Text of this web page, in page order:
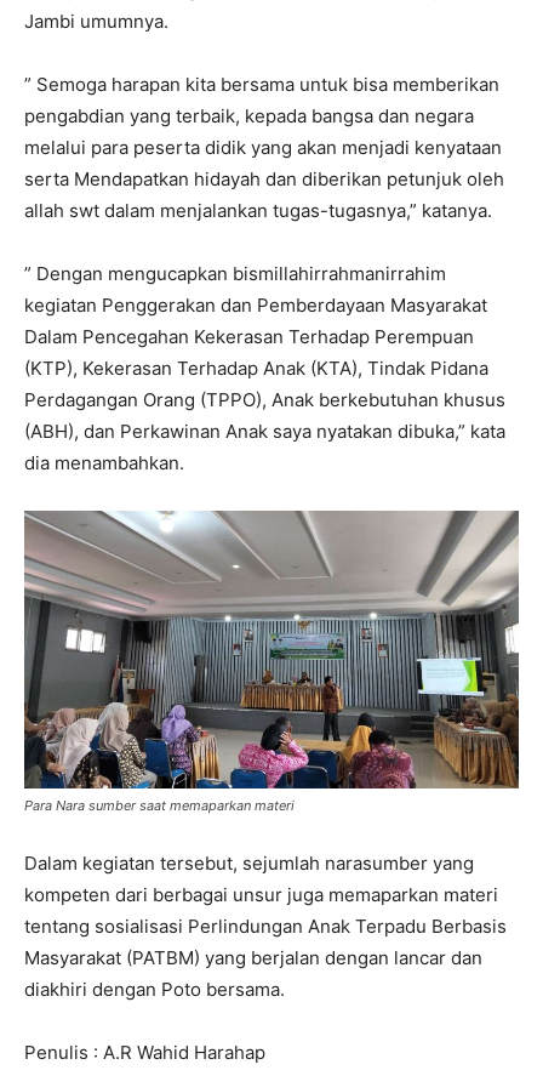
Jambi umumnya.
” Semoga harapan kita bersama untuk bisa memberikan
pengabdian yang terbaik, kepada bangsa dan negara
melalui para peserta didik yang akan menjadi kenyataan
serta Mendapatkan hidayah dan diberikan petunjuk oleh
allah swt dalam menjalankan tugas-tugasnya,” katanya.
” Dengan mengucapkan bismillahirrahmanirrahim
kegiatan Penggerakan dan Pemberdayaan Masyarakat
Dalam Pencegahan Kekerasan Terhadap Perempuan
(KTP), Kekerasan Terhadap Anak (KTA), Tindak Pidana
Perdagangan Orang (TPPO), Anak berkebutuhan khusus
(ABH), dan Perkawinan Anak saya nyatakan dibuka,” kata
dia menambahkan.
Para Nara sumber saat memaparkan materi
Dalam kegiatan tersebut, sejumlah narasumber yang
kompeten dari berbagai unsur juga memaparkan materi
tentang sosialisasi Perlindungan Anak Terpadu Berbasis
Masyarakat (PATBM) yang berjalan dengan lancar dan
diakhiri dengan Poto bersama.
Penulis : A.R Wahid Harahap